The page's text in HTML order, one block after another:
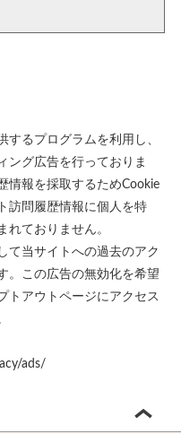
するプログラムを利用し、
ング広告を行っておりま
情報を採取するためCookie
訪問履歴情報に個人を特
れておりません。
て当サイトへの過去のアク
。この広告の無効化を希望
トアウトページにアクセス
ads/